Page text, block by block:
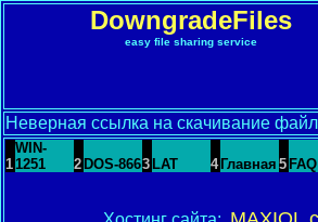
DowngradeFiles
easy file sharing service
Неверная ссылка на скачивание
1
WIN-
1251
2 DOS-8663 LAT 4 Главная 5 FAQ